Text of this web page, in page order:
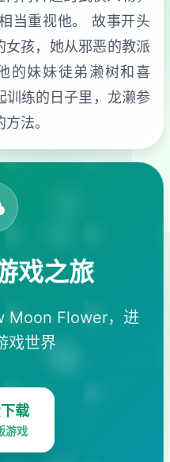
当重视他。 故事开头
孩，她从邪恶的教派
的妹妹徒弟濑树和喜
训练的日子里，龙濑参
法。
戏之旅
Moon Flower，进
戏世界
载
游戏